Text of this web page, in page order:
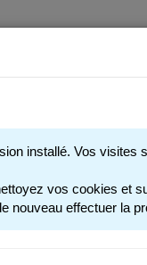
- Accueils
Vous trouverez ci-
installé. Vos visites
vos cookies et
nouveau effectuer la